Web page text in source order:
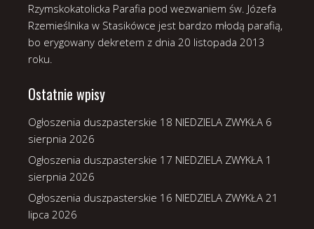
Rzymskokatolicka Parafia pod wezwaniem św. Józefa
Rzemieślnika w Stasikówce jest bardzo młodą parafią,
bo erygowany dekretem z dnia 20 listopada 2013
roku.
Ostatnie wpisy
Ogłoszenia duszpasterskie 18 NIEDZIELA ZWYKŁA 6
sierpnia 2026
Ogłoszenia duszpasterskie 17 NIEDZIELA ZWYKŁA 1
sierpnia 2026
Ogłoszenia duszpasterskie 16 NIEDZIELA ZWYKŁA 21
lipca 2026